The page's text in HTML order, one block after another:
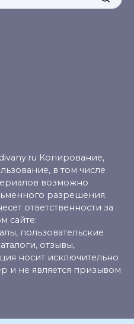
Копирование,
в том числе
возможно
разрешения.
ответственности за
сайте:
пользовательские
отзывы,
носит исключительно
и не является призывом